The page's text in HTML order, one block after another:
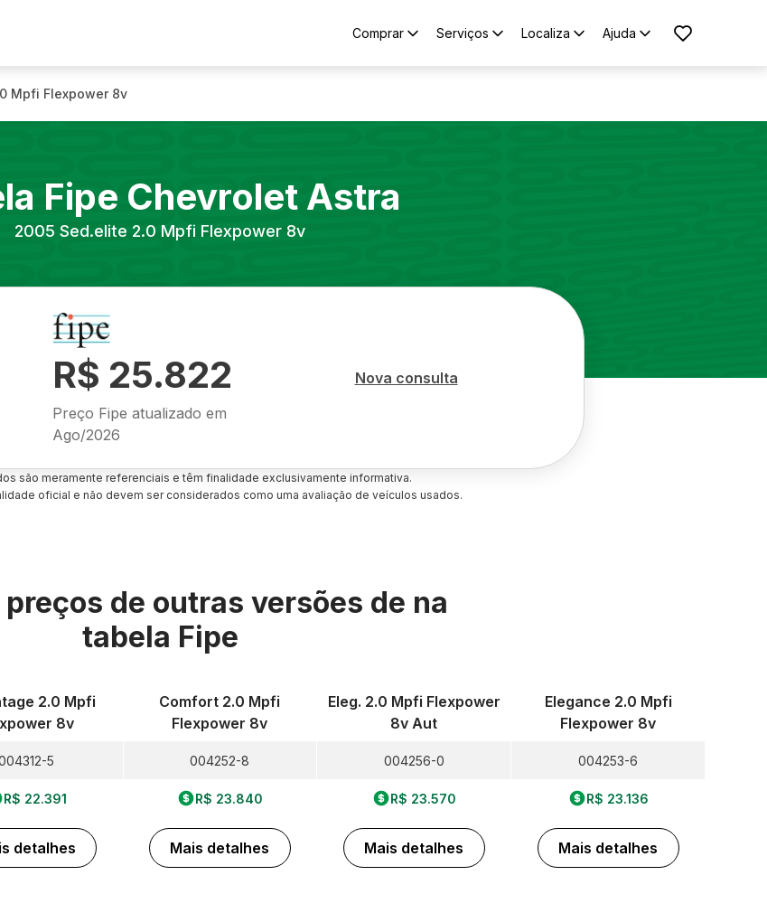
Comprar Serviços Localiza Ajuda
Mpfi Flexpower 8v
Fipe Chevrolet Astra
2005 Sed.elite 2.0 Mpfi Flexpower 8v
R$ 25.822
Preço Fipe atualizado em
Ago/2026
Nova consulta
são meramente referenciais e têm finalidade exclusivamente informativa.
oficial e não devem ser considerados como uma avaliação de veículos usados.
preços de outras versões de na
tabela Fipe
2.0 Mpfi
8v
5
R$ 22.391
detalhes
Comfort 2.0 Mpfi
Flexpower 8v
004252-8
R$ 23.840
Mais detalhes
Eleg. 2.0 Mpfi Flexpower
8v Aut
004256-0
R$ 23.570
Mais detalhes
Elegance 2.0 Mpfi
Flexpower 8v
004253-6
R$ 23.136
Mais detalhes